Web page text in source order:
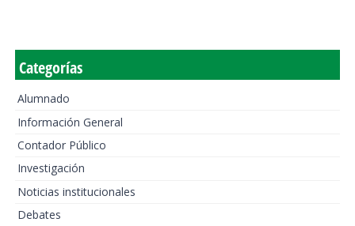
Categorías
Alumnado
Información General
Contador Público
Investigación
Noticias institucionales
Debates